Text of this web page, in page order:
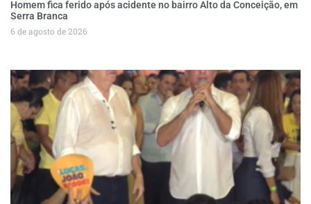
Homem fica ferido após acidente no bairro Alto da Conceição, em
Serra Branca
6 de agosto de 2026